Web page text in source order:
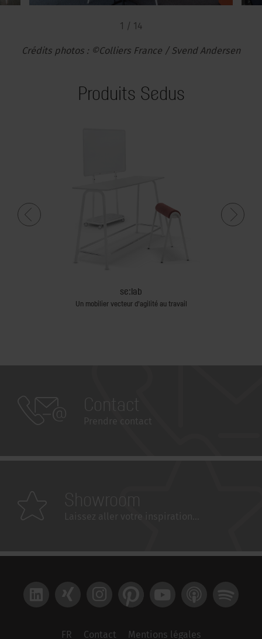
1 / 14
Crédits photos : ©Colliers France / Svend Andersen
Produits Sedus
se:lab
Un mobilier vecteur d’agilité au travail
FR Contact Mentions légales
Pinterest